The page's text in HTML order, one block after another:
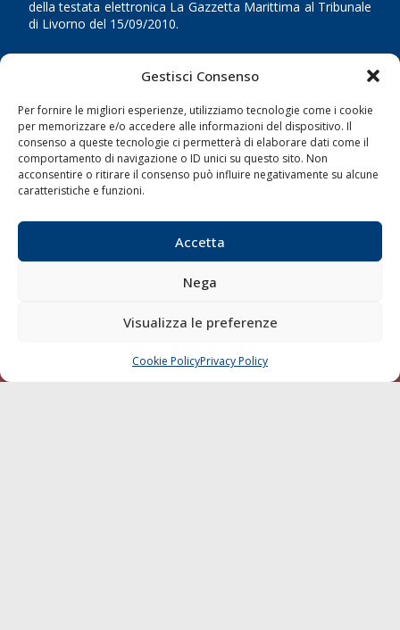
Gestisci Consenso
Per fornire le migliori esperienze, utilizziamo tecnologie come i cookie
per memorizzare e/o accedere alle informazioni del dispositivo. Il
consenso a queste tecnologie ci permetterà di elaborare dati come il
comportamento di navigazione o ID unici su questo sito. Non
acconsentire o ritirare il consenso può influire negativamente su alcune
caratteristiche e funzioni.
Accetta
Nega
Visualizza le preferenze
Cookie PolicyPrivacy Policy
della testata elettronica La Gazzetta Marittima al Tribunale
di Livorno del 15/09/2010.
Shipping
Porti/Interporti
Trasporti
Varie
Compagnie di Navigazione
Blue economy
Diporto
Chi siamo
CHIAMA SCRIVI